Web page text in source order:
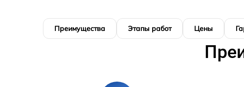
Преимущества Этапы работ Цены